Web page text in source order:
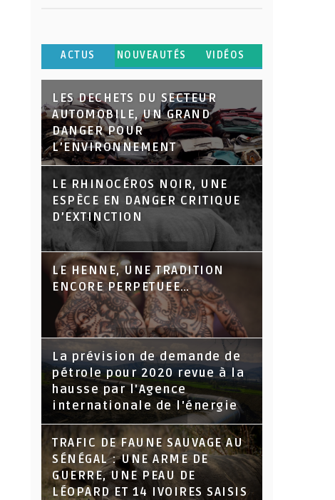
ACTUS NOUVEAUTÉS VIDÉOS
LES DECHETS DU SECTEUR
AUTOMOBILE, UN GRAND
DANGER POUR
L’ENVIRONNEMENT
LE RHINOCÉROS NOIR, UNE
ESPÈCE EN DANGER CRITIQUE
D’EXTINCTION
LE HENNE, UNE TRADITION
ENCORE PERPETUEE…
La prévision de demande de
pétrole pour 2020 revue à la
hausse par l'Agence
internationale de l'énergie
TRAFIC DE FAUNE SAUVAGE AU
SÉNÉGAL : UNE ARME DE
GUERRE, UNE PEAU DE
LÉOPARD ET 14 IVOIRES SAISIS